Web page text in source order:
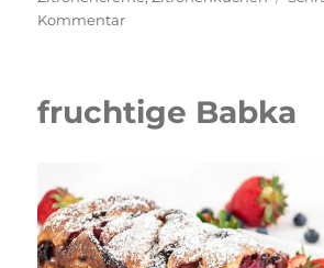
Kommentarzu
fruchtige Babka